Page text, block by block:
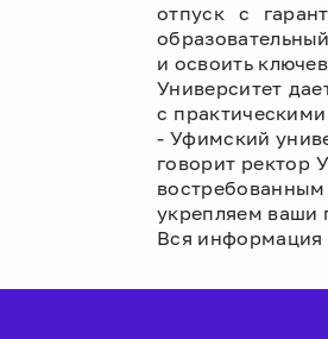
отпуск с
и освоить
Университет
с
- Уфимский
говорит ректор
укрепляем ваши
Вся информация